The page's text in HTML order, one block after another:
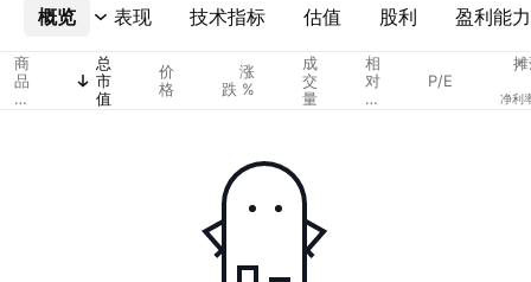
概览 表现 技术指标 估值 股利 盈利能力
更多
商
品
代
总
市
值
价
格
涨
跌 %
成
交
量
相
对
成
P/E
净利